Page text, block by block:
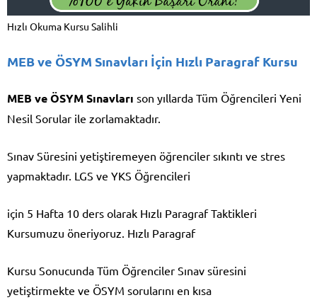
Hızlı Okuma Kursu Salihli
MEB ve ÖSYM Sınavları İçin Hızlı Paragraf Kursu
MEB ve ÖSYM Sınavları son yıllarda Tüm Öğrencileri Yeni
Nesil Sorular ile zorlamaktadır.
Sınav Süresini yetiştiremeyen öğrenciler sıkıntı ve stres
yapmaktadır. LGS ve YKS Öğrencileri
için 5 Hafta 10 ders olarak Hızlı Paragraf Taktikleri
Kursumuzu öneriyoruz. Hızlı Paragraf
Kursu Sonucunda Tüm Öğrenciler Sınav süresini
yetiştirmekte ve ÖSYM sorularını en kısa